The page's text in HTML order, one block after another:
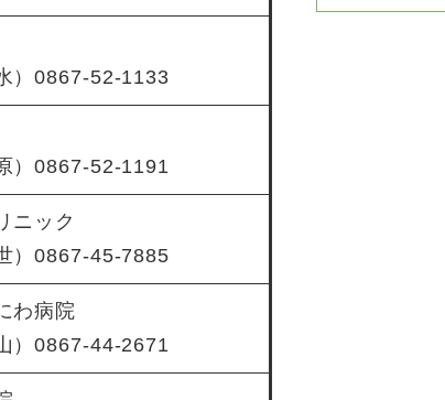
）0867-52-1133
）0867-52-1191
ニック
）0867-45-7885
わ病院
）0867-44-2671